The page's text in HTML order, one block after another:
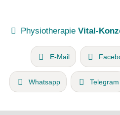
Physiotherapie Vital-
E-Mail
Whatsapp Telegram